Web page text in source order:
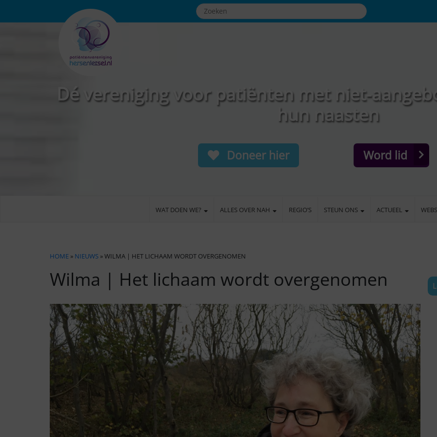
Dé vereniging voor patiënten met niet-
hun naasten
Doneer hier Word lid
WAT DOEN WE? ALLES OVER NAH REGIO’S STEUN ONS ACTUEEL
HOME » NIEUWS » WILMA | HET LICHAAM WORDT OVERGENOMEN
Wilma | Het lichaam wordt overgenomen